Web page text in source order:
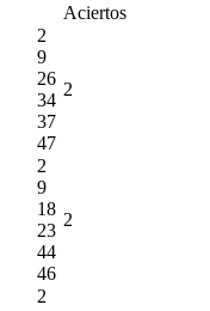
Aciertos
2
9
26
34
37
47
2
2
9
18
23
44
46
2
2